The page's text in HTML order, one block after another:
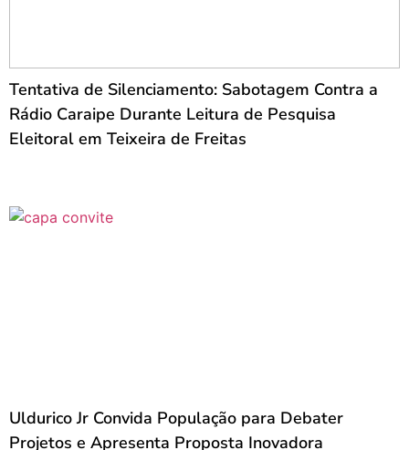
Tentativa de Silenciamento: Sabotagem Contra a
Rádio Caraipe Durante Leitura de Pesquisa
Eleitoral em Teixeira de Freitas
Uldurico Jr Convida População para Debater
Projetos e Apresenta Proposta Inovadora